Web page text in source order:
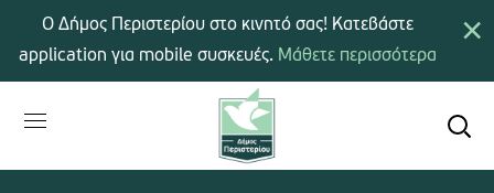
×
Ο Δήμος Περιστερίου στο κινητό σας! Κατεβάστε
application για mobile συσκευές. Μάθετε περισσότερα